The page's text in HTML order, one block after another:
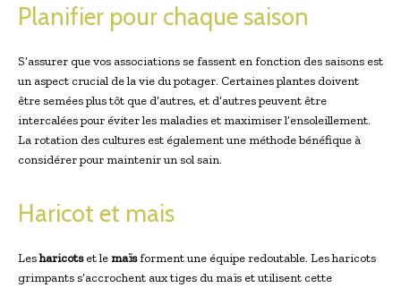
Planifier pour chaque saison
S’assurer que vos associations se fassent en fonction des saisons est
un aspect crucial de la vie du potager. Certaines plantes doivent
être semées plus tôt que d’autres, et d’autres peuvent être
intercalées pour éviter les maladies et maximiser l’ensoleillement.
La rotation des cultures est également une méthode bénéfique à
considérer pour maintenir un sol sain.
Haricot et mais
Lesharicotset lemaïsforment une équipe redoutable. Les haricots
grimpants s’accrochent aux tiges du maïs et utilisent cette